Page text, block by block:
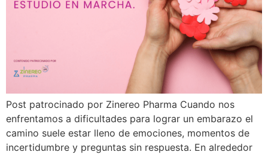
Post patrocinado por Zinereo Pharma Cuando nos
enfrentamos a dificultades para lograr un embarazo el
camino suele estar lleno de emociones, momentos de
incertidumbre y preguntas sin respuesta. En alrededor